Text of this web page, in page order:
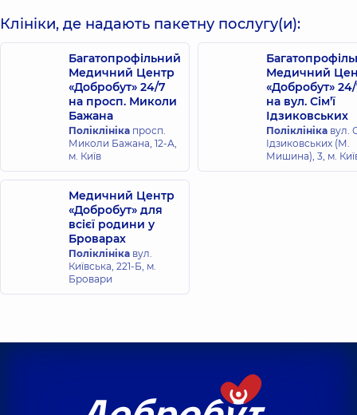
Клініки, де надають пакетну послугу(и):
Багатопрофільний
Медичний Центр
«Добробут» 24/7
на просп. Миколи
Бажана
Поліклініка просп.
Миколи Бажана, 12-А,
м. Київ
Медичний
«Добробут»
на вул. Сім’ї
Ідзиковських
Поліклініка вул.
Ідзиковських (М.
Мишина), 3, м.
Медичний Центр
«Добробут» для
всієї родини у
Броварах
Поліклініка вул.
Київська, 221-Б, м.
Бровари